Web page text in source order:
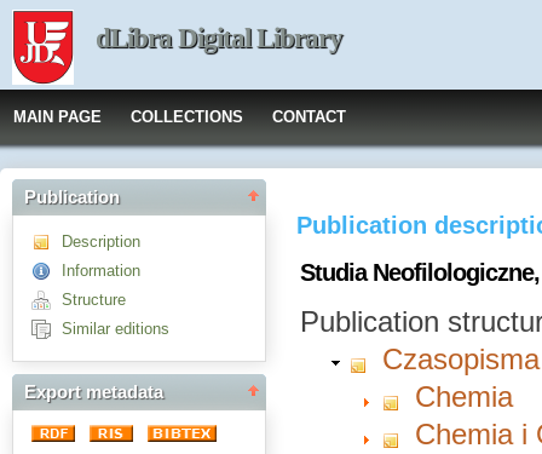
dLibra Digital Library
MAIN PAGE COLLECTIONS CONTACT
Publication
Description
Information
Structure
Similar editions
Export metadata
Publication
Studia Neofilologiczne,
Publication
Chemia
Chemia i